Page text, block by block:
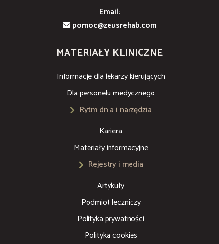
Email:
pomoc@zeusrehab.com
MATERIAŁY KLINICZNE
Informacje dla lekarzy kierujących
Dla personelu medycznego
Rytm dnia i narzędzia
Kariera
Materiały informacyjne
Rejestry i media
Artykuły
Podmiot leczniczy
Polityka prywatności
Polityka cookies